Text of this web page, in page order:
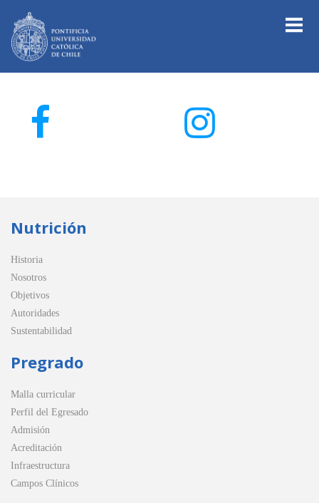
Nutrición
Historia
Nosotros
Objetivos
Autoridades
Sustentabilidad
Pregrado
Malla curricular
Perfil del Egresado
Admisión
Acreditación
Infraestructura
Campos Clínicos